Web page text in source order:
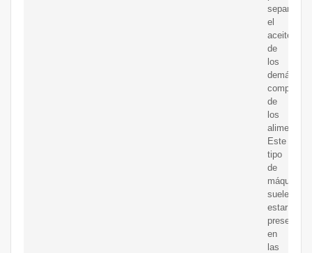
separar
el
aceite
de
los
demás
de
los
alimentos.
Este
tipo
de
máquinas
suelen
estar
presentes
en
las